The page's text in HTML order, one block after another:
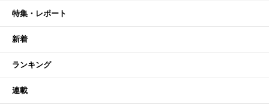
特集・レポート
新着
ランキング
連載